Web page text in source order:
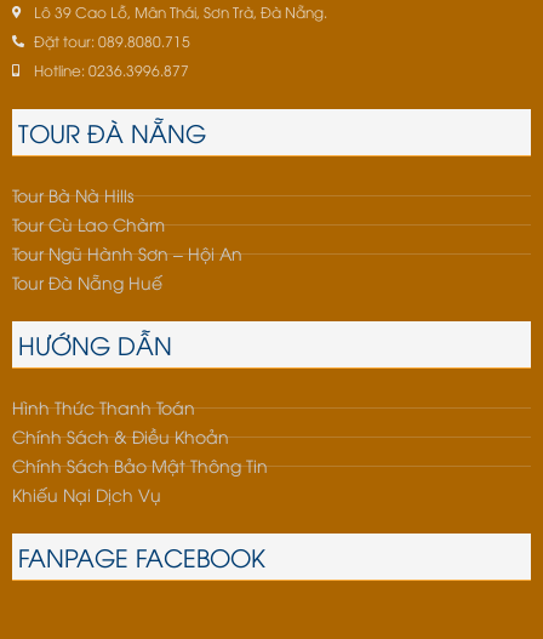
Lô 39 Cao Lỗ, Mân Thái, Sơn Trà, Đà Nẵng.
Đặt tour: 089.8080.715
Hotline: 0236.3996.877
TOUR ĐÀ NẴNG
Tour Bà Nà Hills
Tour Cù Lao Chàm
Tour Ngũ Hành Sơn – Hội An
Tour Đà Nẵng Huế
HƯỚNG DẪN
Hình Thức Thanh Toán
Chính Sách & Điều Khoản
Chính Sách Bảo Mật Thông Tin
Khiếu Nại Dịch Vụ
FANPAGE FACEBOOK